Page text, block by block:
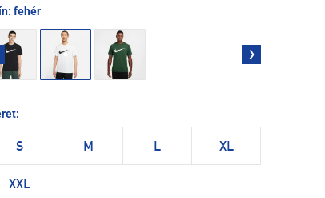
fehér
S M L XL
XXL